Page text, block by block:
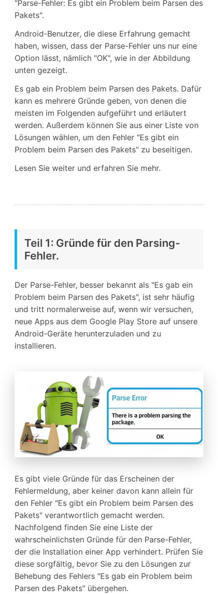
"Parse-Fehler: Es gibt ein Problem beim Parsen des
Pakets".
Android-Benutzer, die diese Erfahrung gemacht
haben, wissen, dass der Parse-Fehler uns nur eine
Option lässt, nämlich "OK", wie in der Abbildung
unten gezeigt.
Es gab ein Problem beim Parsen des Pakets. Dafür
kann es mehrere Gründe geben, von denen die
meisten im Folgenden aufgeführt und erläutert
werden. Außerdem können Sie aus einer Liste von
Lösungen wählen, um den Fehler "Es gibt ein
Problem beim Parsen des Pakets" zu beseitigen.
Lesen Sie weiter und erfahren Sie mehr.
Teil 1: Gründe für den Parsing-
Fehler.
Der Parse-Fehler, besser bekannt als "Es gab ein
Problem beim Parsen des Pakets", ist sehr häufig
und tritt normalerweise auf, wenn wir versuchen,
neue Apps aus dem Google Play Store auf unsere
Android-Geräte herunterzuladen und zu
installieren.
Es gibt viele Gründe für das Erscheinen der
Fehlermeldung, aber keiner davon kann allein für
den Fehler "Es gibt ein Problem beim Parsen des
Pakets" verantwortlich gemacht werden.
Nachfolgend finden Sie eine Liste der
wahrscheinlichsten Gründe für den Parse-Fehler,
der die Installation einer App verhindert. Prüfen Sie
diese sorgfältig, bevor Sie zu den Lösungen zur
Behebung des Fehlers "Es gab ein Problem beim
Parsen des Pakets" übergehen.